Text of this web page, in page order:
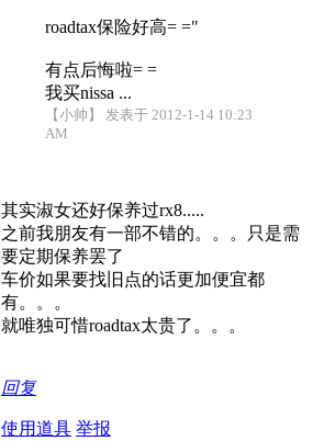
roadtax保险好高= ="
有点后悔啦= =
我买nissa ...
【小帅】 发表于 2012-1-14 10:23
AM
其实淑女还好保养过rx8.....
之前我朋友有一部不错的。。。只是需
要定期保养罢了
车价如果要找旧点的话更加便宜都
有。。。
就唯独可惜roadtax太贵了。。。
回复
使用道具 举报